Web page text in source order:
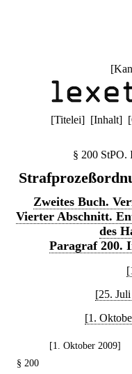
[
[Titelei] [Inhalt] [
§ 200 StPO.
Zweites Buch.
Vierter Abschnitt.
des
Paragraf 200.
[25.
[1.
[1. Oktober 2009]
§ 200